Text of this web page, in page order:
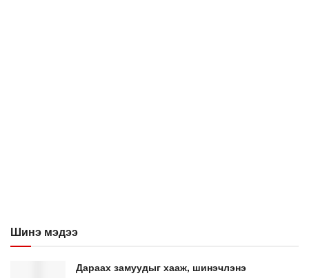
Шинэ мэдээ
Дараах замуудыг хааж, шинэчлэнэ